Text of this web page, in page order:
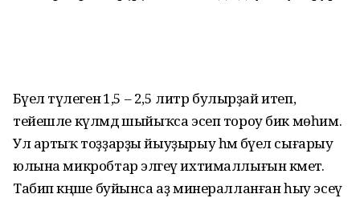
Бәүел тәүлегенә 1,5 – 2,5 литр булырҙай итеп,
тейешле күләмдә шыйыҡса эсеп тороу бик мөһим.
Ул артыҡ тоҙҙарҙы йыуҙырыу һәм бәүел сығарыу
юлына микробтар эләгеү ихтималлығын кәметә.
Табип кәңәше буйынса аҙ минералланған һыу эсеү